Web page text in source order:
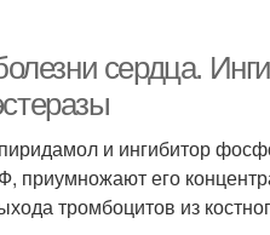
сердца.
и ингибитор
приумножают его
тромбоцитов из